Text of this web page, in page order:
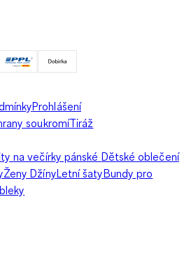
Prohlášení
soukromíTiráž
na večírky pánské Dětské oblečení
Ženy DžínyLetní šatyBundy pro